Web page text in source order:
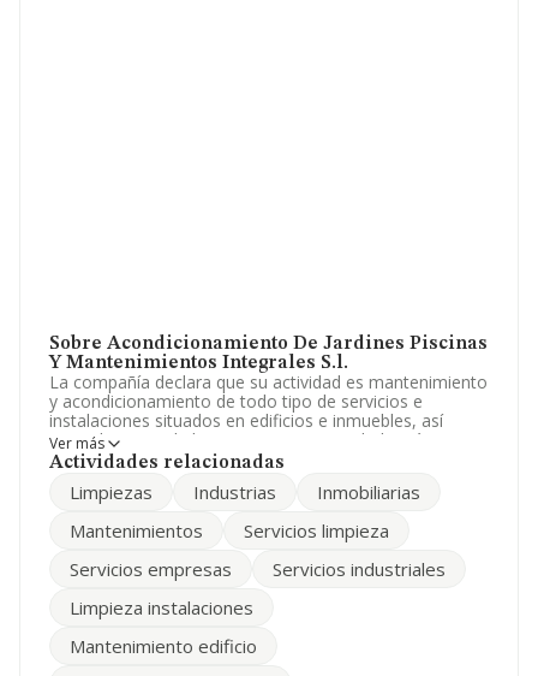
Sobre Acondicionamiento De Jardines Piscinas
Y Mantenimientos Integrales S.l.
La compañía declara que su actividad es mantenimiento
y acondicionamiento de todo tipo de servicios e
instalaciones situados en edificios e inmuebles, así
como limpieza de los mismos. La sociedad está
registrada como Sociedad Limitada. Su CNAE
edificios'. La sociedad no tiene actividad en mercados
Piscinas y Mantenimientos Integrales S.L, NIF
(28830), en el municipio de San Fernando De Henares,
Ver más
Actividades relacionadas
Limpiezas Industrias
Inmobiliarias
Mantenimientos
Servicios limpieza
Servicios empresas
Servicios industriales
Limpieza instalaciones
Mantenimiento edificio